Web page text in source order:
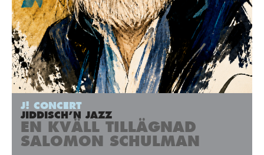
J! CONCERT
JIDDISCH’N JAZZ
EN KVÄLL TILLÄGNAD
SALOMON SCHULMAN